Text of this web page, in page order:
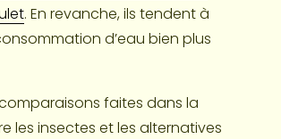
. En revanche, ils tendent à
d’eau bien plus
faites dans la
les insectes et les alternatives